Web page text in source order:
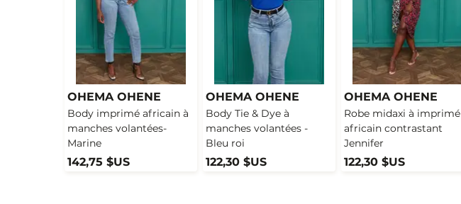
OHEMA OHENE
Body imprimé africain à
manches volantées-
Marine
142,75 $US
OHEMA OHENE
Body Tie & Dye à
manches volantées -
Bleu roi
122,30 $US
OHEMA OHENE
Robe midaxi à imprimé
africain contrastant
Jennifer
122,30 $US